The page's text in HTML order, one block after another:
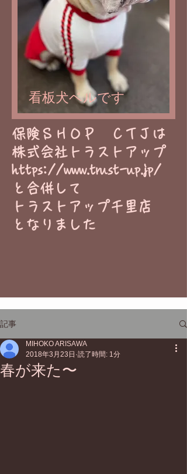
看板犬ベルです
​保険ＳＨＯＰ ＣＴＪは
株式会社トラストアップ
https://www.trust-up.jp/
と合併して
トラストアップ千里店
​となりました
記事
春が来た〜
MIHOKO ARISAWA
2018年3月23日 読了時間: 1分